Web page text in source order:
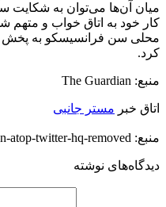
میان آن‌ها می‌توان به شکایت
کار خود به اتاق خواب و متهم
محلی سن فرانسیسکو به پخش
کرد.
منبع: The Guardian
اتاق خبر مستر جانبی
منبع: https://techfars.com/257352/x-sign-atop-twitter-hq-removed/
دیدگاه‌های نوشته